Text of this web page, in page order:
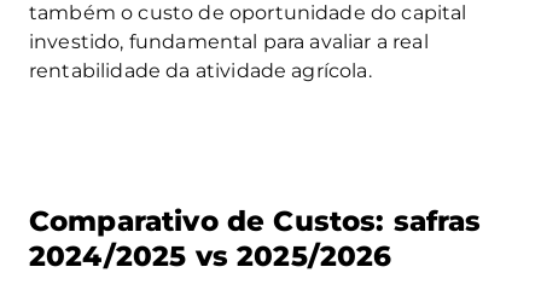
também o custo de oportunidade do capital
investido, fundamental para avaliar a real
rentabilidade da atividade agrícola.
Comparativo de Custos: safras
2024/2025 vs 2025/2026